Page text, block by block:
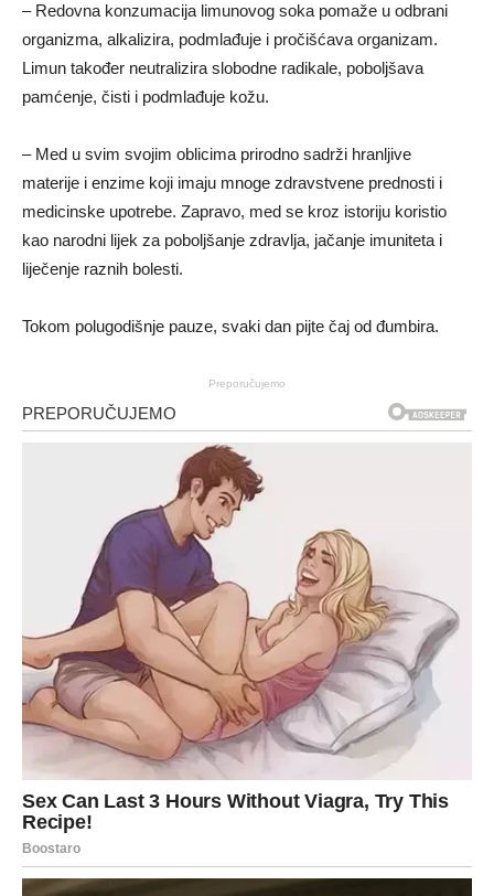
– Redovna konzumacija limunovog soka pomaže u odbrani
organizma, alkalizira, podmlađuje i pročišćava organizam.
Limun također neutralizira slobodne radikale, poboljšava
pamćenje, čisti i podmlađuje kožu.
– Med u svim svojim oblicima prirodno sadrži hranljive
materije i enzime koji imaju mnoge zdravstvene prednosti i
medicinske upotrebe. Zapravo, med se kroz istoriju koristio
kao narodni lijek za poboljšanje zdravlja, jačanje imuniteta i
liječenje raznih bolesti.
Tokom polugodišnje pauze, svaki dan pijte čaj od đumbira.
Preporučujemo